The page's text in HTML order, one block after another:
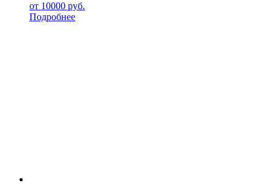
от 10000 руб.
Подробнее